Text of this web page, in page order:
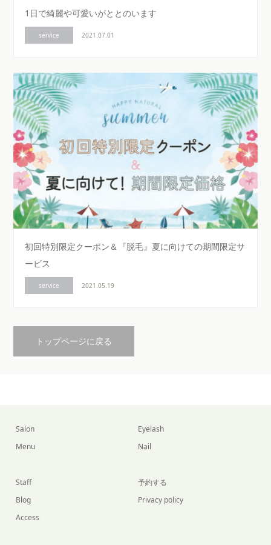
1日で綺麗や可愛いがととのいます
service 2021.07.01
初回特別限定クーポン＆『脱毛』夏に向けての期間限定サ
ービス
service 2021.05.19
トップページに戻る
Salon
Menu
Eyelash
Nail
Staff
Blog
Access
予約する
Privacy policy